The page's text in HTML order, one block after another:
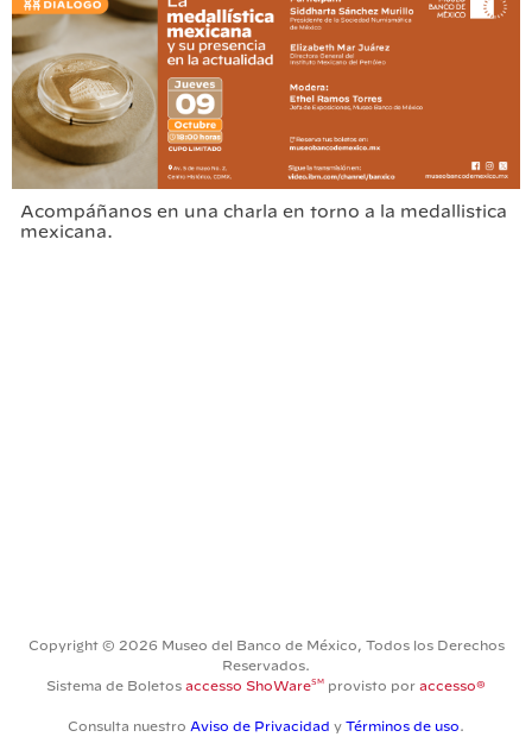
Acompáñanos en una charla en torno a la medallistica
mexicana.
Copyright © 2026 Museo del Banco de México, Todos los Derechos
Reservados.
Sistema de Boletos accesso ShoWareSM provisto por accesso®
Consulta nuestro Aviso de Privacidad y Términos de uso.